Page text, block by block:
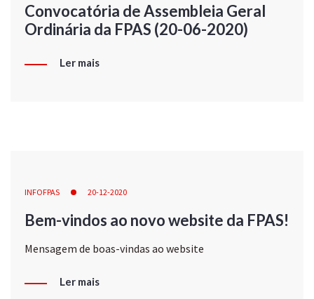
Convocatória de Assembleia Geral
Ordinária da FPAS (20-06-2020)
Ler mais
INFOFPAS 20-12-2020
Bem-vindos ao novo website da FPAS!
Mensagem de boas-vindas ao website
Ler mais